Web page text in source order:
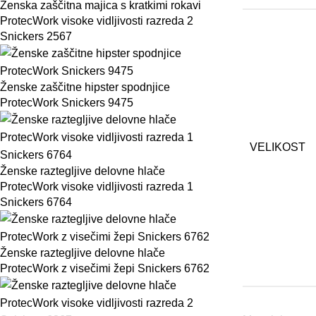
Ženska zaščitna majica s kratkimi rokavi
ProtecWork visoke vidljivosti razreda 2
Snickers 2567
Ženske zaščitne hipster spodnjice
ProtecWork Snickers 9475
Ženske raztegljive delovne hlače
ProtecWork visoke vidljivosti razreda 1
Snickers 6764
Ženske raztegljive delovne hlače
ProtecWork z visečimi žepi Snickers 6762
VELIKOST